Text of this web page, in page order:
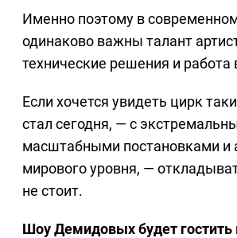
Именно поэтому в
одинаково важны талант
технические решения и
Если хочется увидеть цирк
стал сегодня, — с
масштабными постановками и
мирового уровня, —
не стоит.
Шоу Демидовых будет